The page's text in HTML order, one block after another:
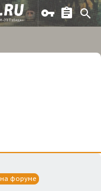
на форуме